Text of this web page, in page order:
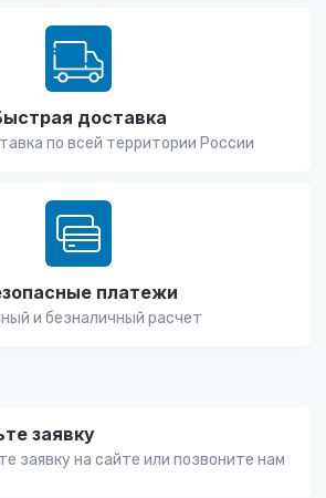
доставка
по всей территории России
платежи
и безналичный расчет
заявку
заявку на сайте или позвоните нам